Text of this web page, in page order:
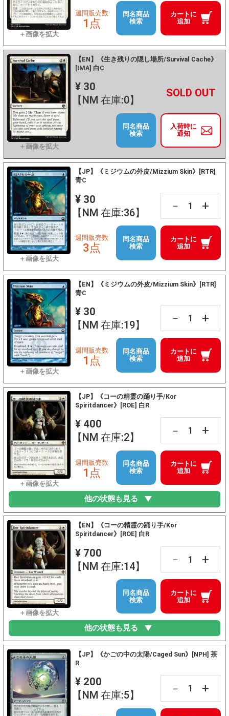
カートに
追加
週間販売数
1点
同名商品
検索
【EN】《生き残りの隠し場所/Survival Cache》
[IMA] 白C
¥ 30
【NM 在庫:0】
－ +
入荷時に
通知
同名商品
検索
【JP】《ミジウムの外皮/Mizzium Skin》[RTR]
青C
¥ 30
【NM 在庫:36】
－ +
カートに
追加
週間販売数
3点
同名商品
検索
【EN】《ミジウムの外皮/Mizzium Skin》[RTR]
青C
¥ 30
【NM 在庫:19】
－ +
カートに
追加
週間販売数
1点
同名商品
検索
【JP】《コーの精霊の踊り手/Kor
Spiritdancer》[ROE] 白R
¥ 400
【NM 在庫:2】
－ +
カートに
追加
週間販売数
1点
同名商品
検索
他の状態も見る
【EN】《コーの精霊の踊り手/Kor
Spiritdancer》[ROE] 白R
¥ 700
【NM 在庫:14】
－ +
カートに
追加
同名商品
検索
他の状態も見る
【JP】《かごの中の太陽/Caged Sun》[NPH] 茶
R
¥ 200
【NM 在庫:5】
－ +